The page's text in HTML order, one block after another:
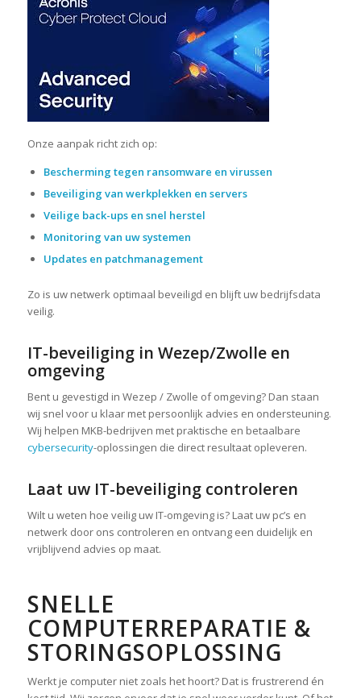
Onze aanpak richt zich op:
Bescherming tegen ransomware en virussen
Beveiliging van werkplekken en servers
Veilige back-ups en snel herstel
Monitoring van uw systemen
Updates en patchmanagement
Zo is uw netwerk optimaal beveiligd en blijft uw bedrijfsdata
veilig.
IT-beveiliging in Wezep/Zwolle en
omgeving
Bent u gevestigd in Wezep / Zwolle of omgeving? Dan staan
wij snel voor u klaar met persoonlijk advies en ondersteuning.
Wij helpen MKB-bedrijven met praktische en betaalbare
cybersecurity-oplossingen die direct resultaat opleveren.
Laat uw IT-beveiliging controleren
Wilt u weten hoe veilig uw IT-omgeving is? Laat uw pc’s en
netwerk door ons controleren en ontvang een duidelijk en
vrijblijvend advies op maat.
SNELLE
COMPUTERREPARATIE &
STORINGSOPLOSSING
Werkt je computer niet zoals het hoort? Dat is frustrerend én